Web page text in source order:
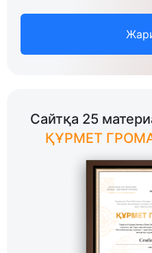
Сайтқа 25
ҚҰРМЕТ